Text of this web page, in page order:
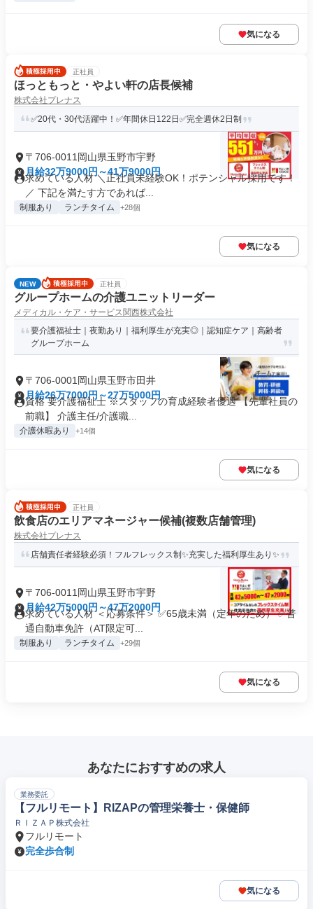
気になる
正社員
ほっともっと・やよい軒の店長候補
株式会社プレナス
✅20代・30代活躍中！✅年間休日122日✅完全週休2日制
〒706-0011岡山県玉野市宇野
月給32万9000円～41万9000円
求めている人材 ＼正社員未経験OK！ポテンシャル採用です！
／ 下記を満たす方であれば...
制服あり ランチタイム +28個
気になる
NEW 正社員
グループホームの介護ユニットリーダー
メディカル・ケア・サービス関西株式会社
要介護福祉士｜夜勤あり｜福利厚生が充実◎｜認知症ケア｜高齢者
グループホーム
〒706-0001岡山県玉野市田井
月給26万7000円～27万5000円
資格 要介護福祉士 ※スタッフの育成経験者優遇 【先輩社員の
前職】 介護主任/介護職...
介護休暇あり +14個
気になる
正社員
飲食店のエリアマネージャー候補(複数店舗管理)
株式会社プレナス
店舗責任者経験必須！フルフレックス制✨充実した福利厚生あり✨
〒706-0011岡山県玉野市宇野
月給42万5000円～47万2000円
求めている人材 ＜応募条件＞ ✅65歳未満（定年のため） ✅普
通自動車免許（AT限定可...
制服あり ランチタイム +29個
気になる
あなたにおすすめの求人
業務委託
【フルリモート】RIZAPの管理栄養士・保健師
ＲＩＺＡＰ株式会社
フルリモート
完全歩合制
気になる